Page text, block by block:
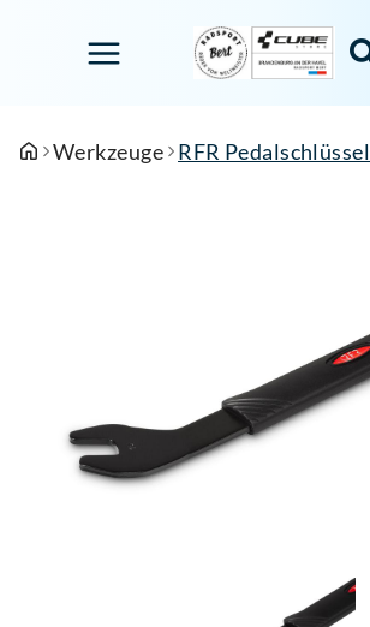
Werkzeuge RFR Pedalschlüssel